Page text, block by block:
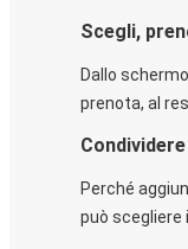
Scegli,
Dallo
prenota, al
Perché
può scegliere